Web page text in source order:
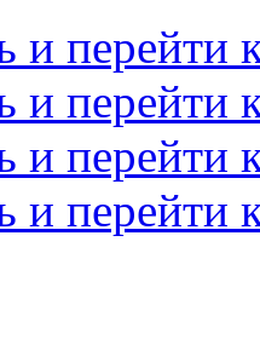
и перейти
и перейти
и перейти
и перейти